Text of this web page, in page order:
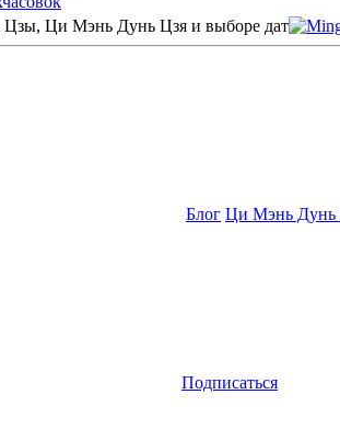
Ци Мэнь Дунь Цзя и выборе дат
Блог Ци Мэнь Дунь
Подписаться